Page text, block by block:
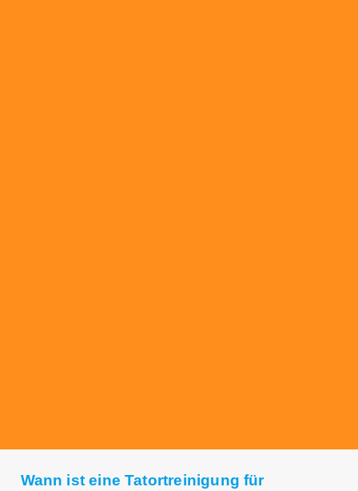
Wann ist eine Tatortreinigung für